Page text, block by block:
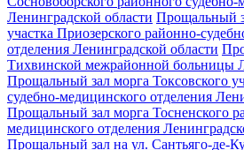
Ленинградской области Прощальный
участка Приозерского районно-
отделения Ленинградской области
Тихвинской межрайонной больницы
Прощальный зал морга Токсовского
судебно-медицинского отделения
Прощальный зал морга Тосненского
медицинского отделения
Прощальный зал на ул. Сантьяго-де-